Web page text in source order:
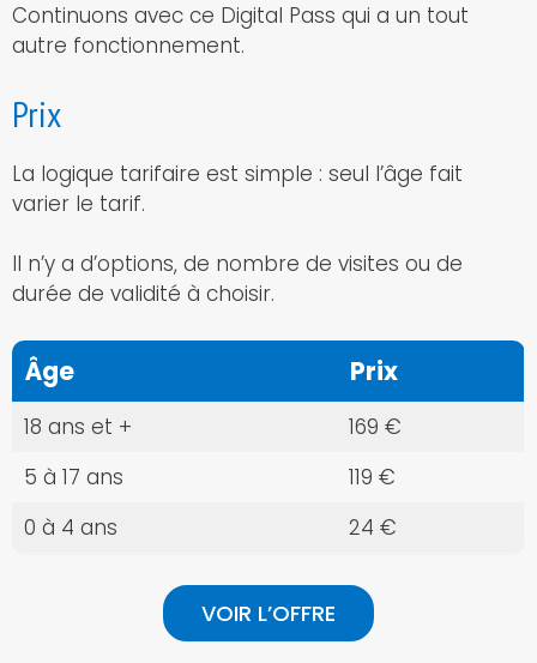
Continuons avec ce Digital Pass qui a un tout
autre fonctionnement.
Prix
La logique tarifaire est simple : seul l’âge fait
varier le tarif.
Il n’y a d’options, de nombre de visites ou de
durée de validité à choisir.
Âge Prix
18 ans et +
169 €
5 à 17 ans
119 €
0 à 4 ans
24 €
VOIR L’OFFRE